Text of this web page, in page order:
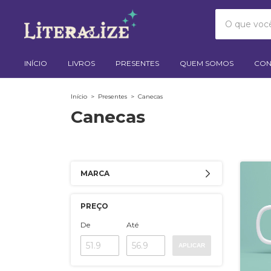
INÍCIO LIVROS PRESENTES QUEM SOMOS
Início > Presentes > Canecas
Canecas
MARCA
PREÇO
De Até
APLICAR